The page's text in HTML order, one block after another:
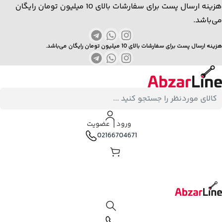
هزینه ارسال پست برای سفارشات بالای 10 میلیون تومان رایگان
می‌باشد.
هزینه ارسال پست برای سفارشات بالای 10 میلیون تومان رایگان می‌باشد.
ورود ⎟ عضویت
02166704671